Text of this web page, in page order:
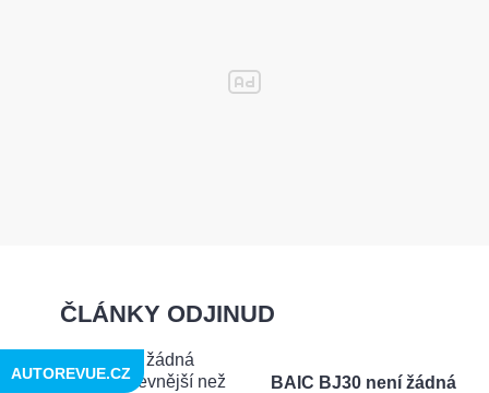
ČLÁNKY ODJINUD
BAIC BJ30 není žádná
AUTOREVUE.CZ